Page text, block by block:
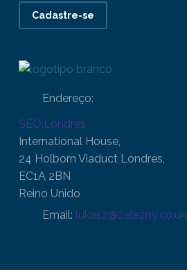
Cadastre-se
Endereço:
SEO.Londres
International House,
24 Holborn Viaduct Londres,
EC1A 2BN
Reino Unido
Email: lukasz@zelezny.co.uk